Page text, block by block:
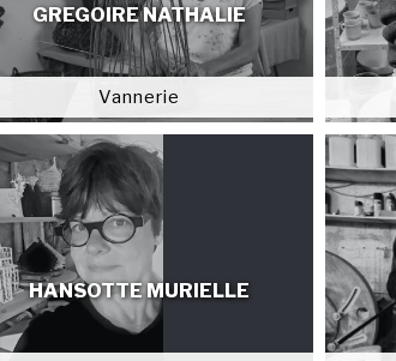
GREGOIRE NATHALIE
Vannerie
HANSOTTE MURIELLE